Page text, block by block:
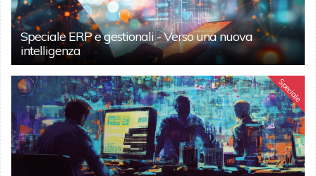
Speciale ERP e gestionali - Verso una nuova
intelligenza
Speciale